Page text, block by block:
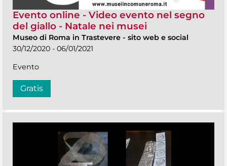
Evento online - Video evento nel segno
del giallo - Natale nei musei
Museo di Roma in Trastevere - sito web e social
30/12/2020 - 06/01/2021
Evento
Gratis